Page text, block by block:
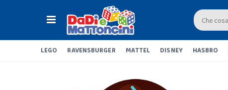
LEGO RAVENSBURGER MATTEL DISNEY HASBRO